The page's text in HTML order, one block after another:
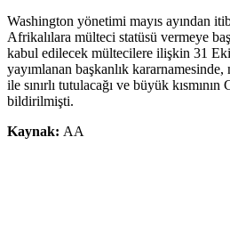
Washington yönetimi mayıs ayından
Afrikalılara mülteci statüsü vermeye
kabul edilecek mültecilere ilişkin 31
yayımlanan başkanlık kararnamesinde,
ile sınırlı tutulacağı ve büyük
bildirilmişti.
Kaynak: AA